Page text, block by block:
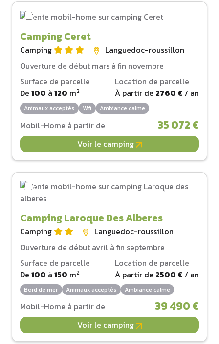
Camping Ceret
Camping
Languedoc-roussillon
Ouverture de début mars à fin novembre
Surface de parcelle
De 100 à 120 m2
Location de parcelle
À partir de 2760 € / an
Animaux acceptés Wifi Ambiance calme
Mobil-Home à partir de 35 072 €
Voir le camping
Camping Laroque Des Alberes
Camping
Languedoc-roussillon
Ouverture de début avril à fin septembre
Surface de parcelle
De 100 à 150 m2
Location de parcelle
À partir de 2500 € / an
Bord de mer Animaux acceptés Ambiance calme
Mobil-Home à partir de 39 490 €
Voir le camping